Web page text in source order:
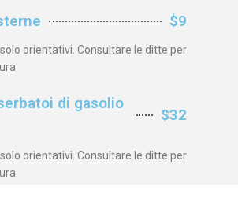
$9
orientativi. Consultare le ditte per
di gasolio
$32
orientativi. Consultare le ditte per